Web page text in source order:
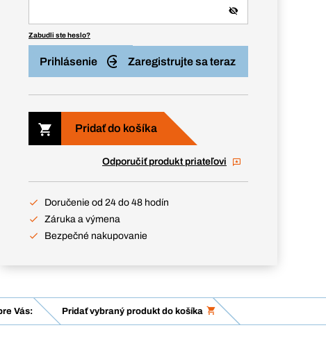
Zabudli ste heslo?
Prihlásenie Zaregistrujte sa teraz
Pridať do košíka
Odporučiť produkt priateľovi
Doručenie od 24 do 48 hodín
Záruka a výmena
Bezpečné nakupovanie
Vás: Pridať vybraný produkt do košíka